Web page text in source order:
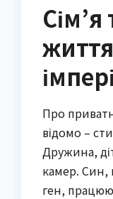
Сім’я
Про
відомо –
Дружина,
камер. Син,
ген,